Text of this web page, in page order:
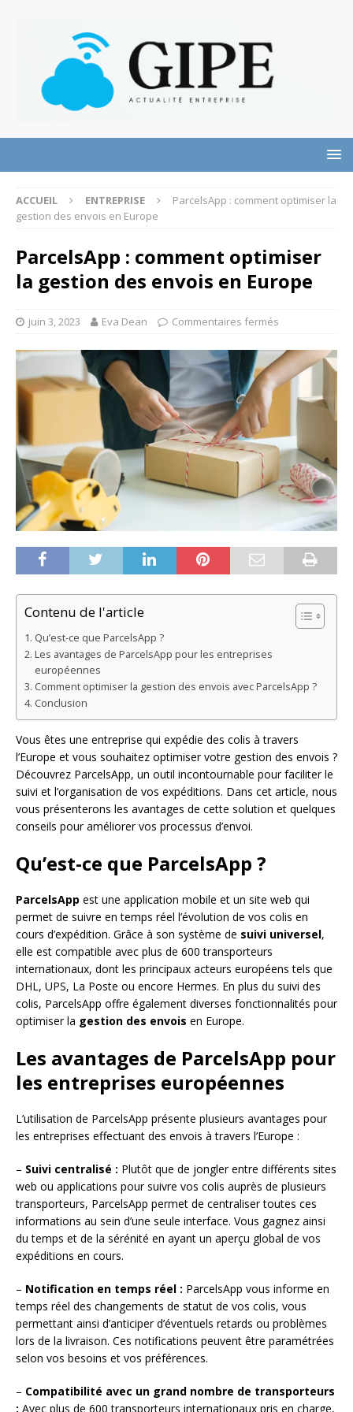
ACCUEIL ENTREPRISE
ParcelsApp : comment optimiser la
gestion des envois en Europe
ParcelsApp : comment optimiser
la gestion des envois en Europe
juin 3, 2023 Eva Dean Commentaires fermés
Contenu de l'article
Qu’est-ce que ParcelsApp ?
Les avantages de ParcelsApp pour les entreprises
européennes
Comment optimiser la gestion des envois avec ParcelsApp ?
Conclusion
Vous êtes une entreprise qui expédie des colis à travers
l’Europe et vous souhaitez optimiser votre gestion des envois ?
Découvrez ParcelsApp, un outil incontournable pour faciliter le
suivi et l’organisation de vos expéditions. Dans cet article, nous
vous présenterons les avantages de cette solution et quelques
conseils pour améliorer vos processus d’envoi.
Qu’est-ce que ParcelsApp ?
ParcelsApp est une application mobile et un site web qui
permet de suivre en temps réel l’évolution de vos colis en
cours d’expédition. Grâce à son système de suivi universel,
elle est compatible avec plus de 600 transporteurs
internationaux, dont les principaux acteurs européens tels que
DHL, UPS, La Poste ou encore Hermes. En plus du suivi des
colis, ParcelsApp offre également diverses fonctionnalités pour
optimiser la gestion des envois en Europe.
Les avantages de ParcelsApp pour
les entreprises européennes
L’utilisation de ParcelsApp présente plusieurs avantages pour
les entreprises effectuant des envois à travers l’Europe :
– Suivi centralisé : Plutôt que de jongler entre différents sites
web ou applications pour suivre vos colis auprès de plusieurs
transporteurs, ParcelsApp permet de centraliser toutes ces
informations au sein d’une seule interface. Vous gagnez ainsi
du temps et de la sérénité en ayant un aperçu global de vos
expéditions en cours.
– Notification en temps réel : ParcelsApp vous informe en
temps réel des changements de statut de vos colis, vous
permettant ainsi d’anticiper d’éventuels retards ou problèmes
lors de la livraison. Ces notifications peuvent être paramétrées
selon vos besoins et vos préférences.
– Compatibilité avec un grand nombre de transporteurs
: Avec plus de 600 transporteurs internationaux pris en charge,